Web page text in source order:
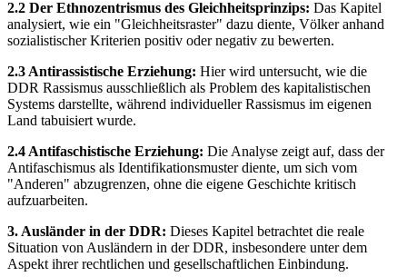
2.2 Der Ethnozentrismus des Gleichheitsprinzips: Das Kapitel
analysiert, wie ein "Gleichheitsraster" dazu diente, Völker anhand
sozialistischer Kriterien positiv oder negativ zu bewerten.
2.3 Antirassistische Erziehung: Hier wird untersucht, wie die
DDR Rassismus ausschließlich als Problem des kapitalistischen
Systems darstellte, während individueller Rassismus im eigenen
Land tabuisiert wurde.
2.4 Antifaschistische Erziehung: Die Analyse zeigt auf, dass der
Antifaschismus als Identifikationsmuster diente, um sich vom
"Anderen" abzugrenzen, ohne die eigene Geschichte kritisch
aufzuarbeiten.
3. Ausländer in der DDR: Dieses Kapitel betrachtet die reale
Situation von Ausländern in der DDR, insbesondere unter dem
Aspekt ihrer rechtlichen und gesellschaftlichen Einbindung.